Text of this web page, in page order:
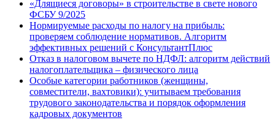
«Длящиеся договоры» в строительстве в свете нового
ФСБУ 9/2025
Нормируемые расходы по налогу на прибыль:
проверяем соблюдение нормативов. Алгоритм
эффективных решений с КонсультантПлюс
Отказ в налоговом вычете по НДФЛ: алгоритм действий
налогоплательщика – физического лица
Особые категории работников (женщины,
совместители, вахтовики): учитываем требования
трудового законодательства и порядок оформления
кадровых документов